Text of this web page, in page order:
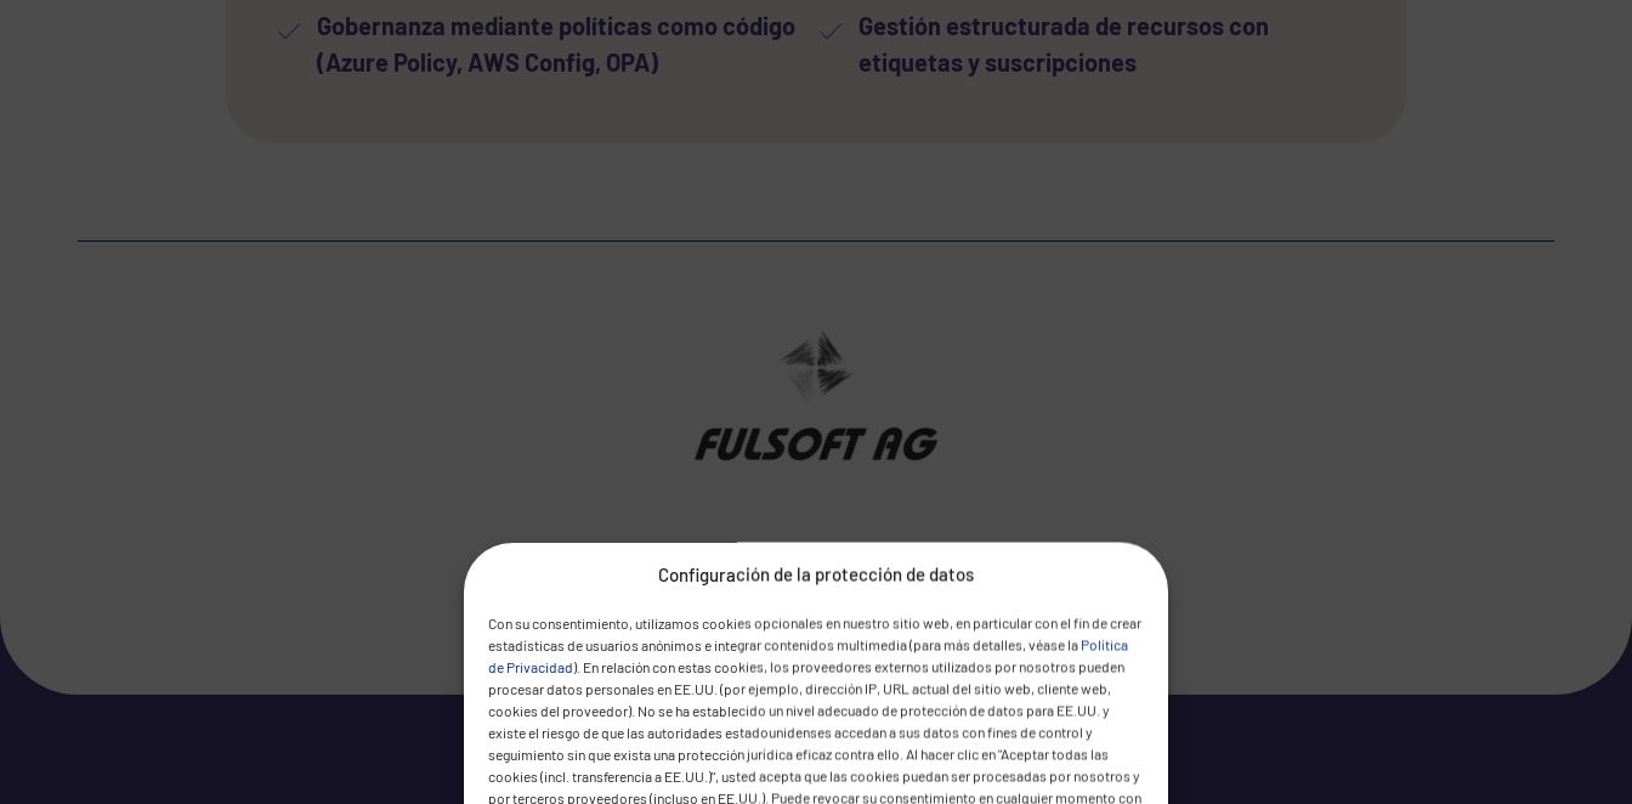
Configuración de la protección de datos
Con su consentimiento, utilizamos cookies opcionales en nuestro sitio web, en particular con el fin de crear
estadísticas de usuarios anónimos e integrar contenidos multimedia (para más detalles, véase la Política
de Privacidad). En relación con estas cookies, los proveedores externos utilizados por nosotros pueden
procesar datos personales en EE.UU. (por ejemplo, dirección IP, URL actual del sitio web, cliente web,
cookies del proveedor). No se ha establecido un nivel adecuado de protección de datos para EE.UU. y
existe el riesgo de que las autoridades estadounidenses accedan a sus datos con fines de control y
seguimiento sin que exista una protección jurídica eficaz contra ello. Al hacer clic en "Aceptar todas las
cookies (incl. transferencia a EE.UU.)", usted acepta que las cookies puedan ser procesadas por nosotros y
por terceros proveedores (incluso en EE.UU.). Puede revocar su consentimiento en cualquier momento con
Gobernanza mediante políticas como código
(Azure Policy, AWS Config, OPA)
Gestión estructurada de recursos con
etiquetas y suscripciones